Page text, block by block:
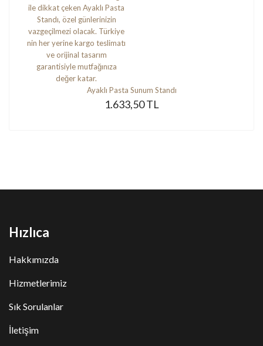
Ayaklı Pasta Sunum Standı
1.633,50 TL
Hızlıca
Hakkımızda
Hizmetlerimiz
Sık Sorulanlar
İletişim